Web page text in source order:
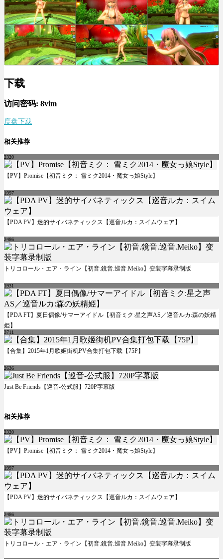
下载
访问密码: 8vim
度盘下载
相关推荐
2320
【PV】Promise【初音ミク： 雪ミク2014・魔女っ娘Style】
1997
【PDA PV】迷的サイバネティックス【巡音ルカ：スイムウェア】
2486
トリコロール・エア・ライン【初音.鏡音.巡音.Meiko】变装字幕录制版
1931
【PDA FT】夏日偶像/サマーアイドル【初音ミク:星之声AS／巡音ルカ:森の妖精
姫】
3711
【合集】2015年1月歌姬街机PV合集打包下载【75P】
2636
Just Be Friends【巡音-公式服】720P字幕版
相关推荐
2320
【PV】Promise【初音ミク： 雪ミク2014・魔女っ娘Style】
1997
【PDA PV】迷的サイバネティックス【巡音ルカ：スイムウェア】
2486
トリコロール・エア・ライン【初音.鏡音.巡音.Meiko】变装字幕录制版